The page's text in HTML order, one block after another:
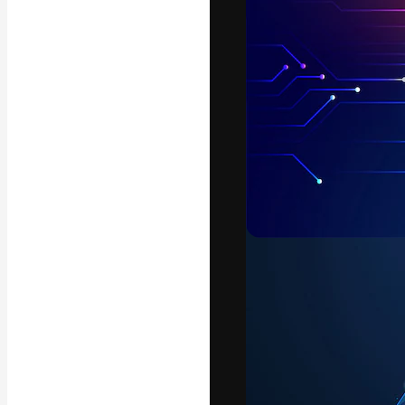
Platforma
najlepszych
subskrybentów
Polski
Copyright ©